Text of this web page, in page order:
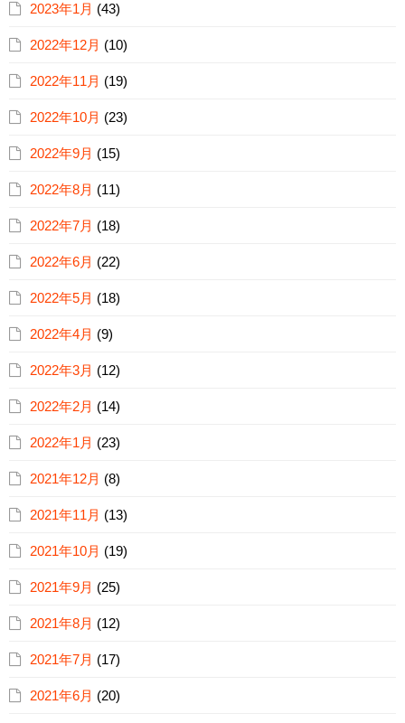
2023年1月 (43)
2022年12月 (10)
2022年11月 (19)
2022年10月 (23)
2022年9月 (15)
2022年8月 (11)
2022年7月 (18)
2022年6月 (22)
2022年5月 (18)
2022年4月 (9)
2022年3月 (12)
2022年2月 (14)
2022年1月 (23)
2021年12月 (8)
2021年11月 (13)
2021年10月 (19)
2021年9月 (25)
2021年8月 (12)
2021年7月 (17)
2021年6月 (20)